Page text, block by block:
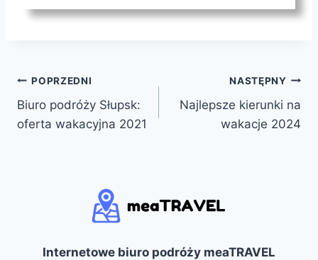
Nawigacja
wpisu
POPRZEDNI
Biuro podróży Słupsk:
oferta wakacyjna 2021
NASTĘPNY
Najlepsze kierunki na
wakacje 2024
Internetowe biuro podróży meaTRAVEL